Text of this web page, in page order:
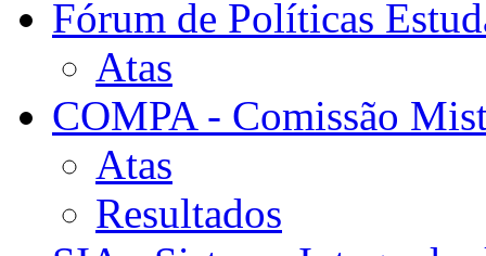
Fórum de Políticas
Atas
COMPA - Comissão
Atas
Resultados